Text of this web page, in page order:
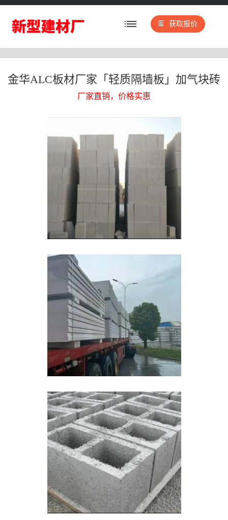
获取报价
金华ALC板材厂家「轻质隔墙板」加气块砖
厂家直销，价格实惠